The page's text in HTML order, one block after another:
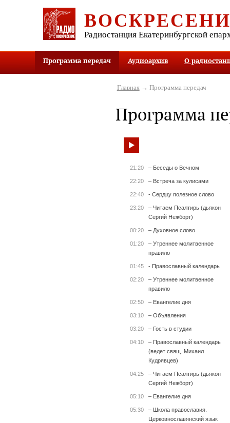
Радиостанция Екатеринбургской
Программа передач Аудиоархив О
Главная→ Программа передач
Программа
21:20 – Беседы о Вечном
22:20 – Встреча за кулисами
22:40 - Сердцу полезное слово
23:20
– Читаем Псалтирь (дьякон
Сергий Нежборт)
00:20 – Духовное слово
01:20
– Утреннее молитвенное
правило
01:45 - Православный календарь
02:20
– Утреннее молитвенное
правило
02:50 – Евангелие дня
03:10 – Объявления
03:20 – Гость в студии
04:10
– Православный календарь
(ведет свящ. Михаил
Кудрявцев)
04:25
– Читаем Псалтирь (дьякон
Сергий Нежборт)
05:10 – Евангелие дня
05:30
– Школа православия.
Церковнославянский язык